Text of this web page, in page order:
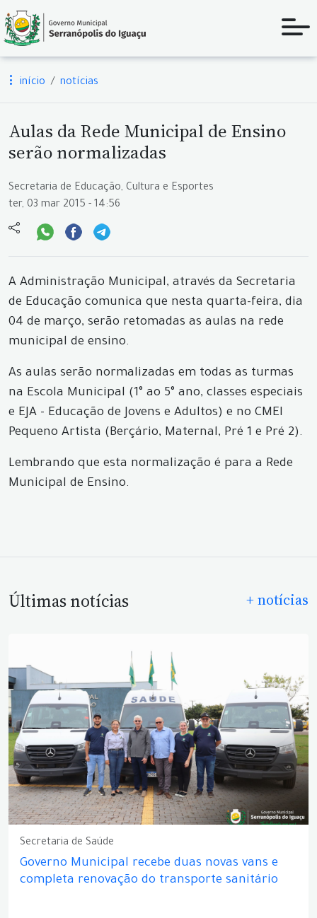
início notícias
Aulas da Rede Municipal de Ensino
serão normalizadas
Secretaria de Educação, Cultura e Esportes
ter, 03 mar 2015 - 14:56
A Administração Municipal, através da Secretaria
de Educação comunica que nesta quarta-feira, dia
04 de março, serão retomadas as aulas na rede
municipal de ensino.
As aulas serão normalizadas em todas as turmas
na Escola Municipal (1° ao 5° ano, classes especiais
e EJA - Educação de Jovens e Adultos) e no CMEI
Pequeno Artista (Berçário, Maternal, Pré 1 e Pré 2).
Lembrando que esta normalização é para a Rede
Municipal de Ensino.
Últimas notícias + notícias
Secretaria de Saúde
Governo Municipal recebe duas novas vans e
completa renovação do transporte sanitário